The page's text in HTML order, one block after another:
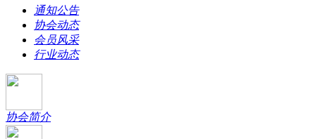
通知公告
协会动态
会员风采
行业动态
协会简介